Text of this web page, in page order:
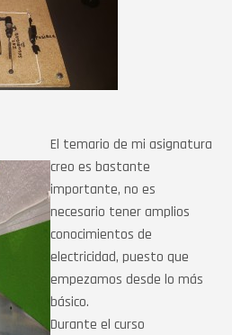
El temario de mi asignatura
creo es bastante
importante, no es
necesario tener amplios
conocimientos de
electricidad, puesto que
empezamos desde lo más
básico.
Durante el curso